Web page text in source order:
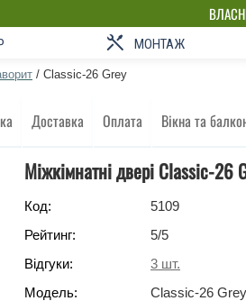
МОНТАЖ
/ Classic-26 Grey
Доставка Оплата Вікна та
Міжкімнатні двері Classic-26
Код:
5109
Рейтинг:
5/5
Відгуки:
3 шт.
Модель:
Classic-26 Grey